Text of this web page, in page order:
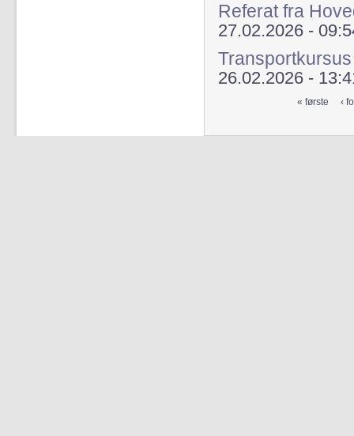
Referat fra
27.02.2026 -
Transportkursus
26.02.2026 -
« første ‹